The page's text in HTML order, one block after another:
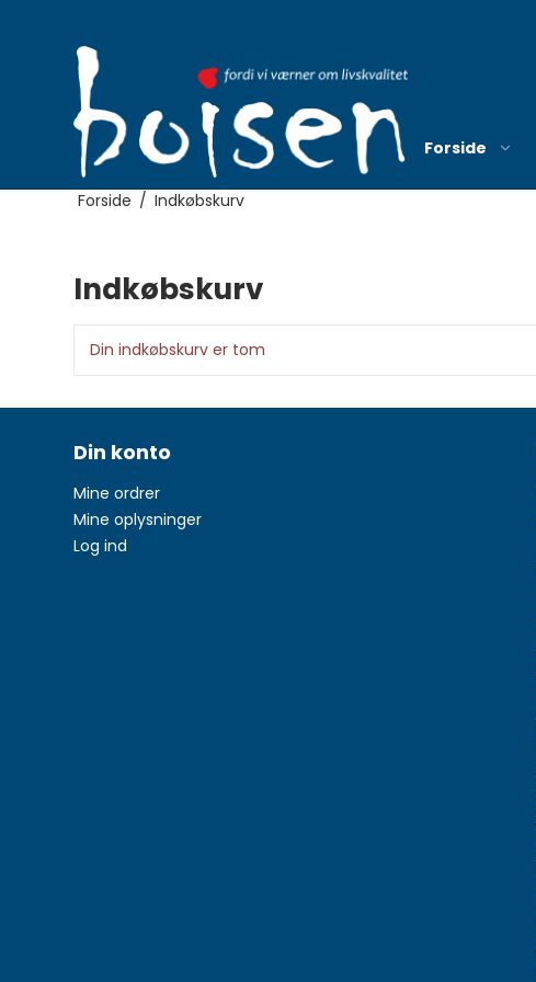
Forside
Forside / Indkøbskurv
Indkøbskurv
Din indkøbskurv er tom
Din konto
Mine ordrer
Mine oplysninger
Log ind